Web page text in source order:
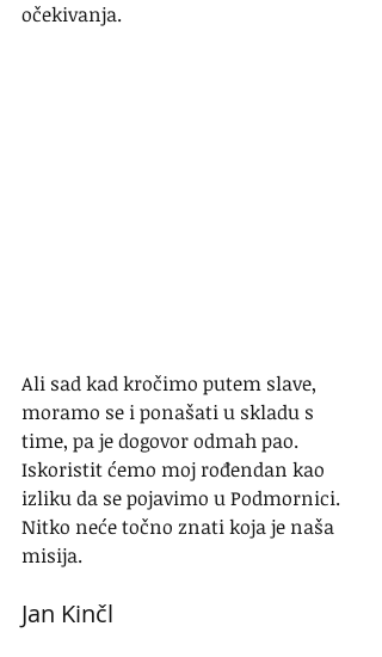
očekivanja.
Ali sad kad kročimo putem slave,
moramo se i ponašati u skladu s
time, pa je dogovor odmah pao.
Iskoristit ćemo moj rođendan kao
izliku da se pojavimo u Podmornici.
Nitko neće točno znati koja je naša
misija.
Jan Kinčl